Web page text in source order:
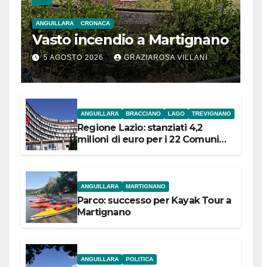
ANGUILLARA CRONACA
Vasto incendio a Martignano
5 AGOSTO 2026 GRAZIAROSA VILLANI
ANGUILLARA BRACCIANO LAGO TREVIGNANO
Regione Lazio: stanziati 4,2
milioni di euro per i 22 Comuni
ANGUILLARA MARTIGNANO
Parco: successo per Kayak Tour a
Martignano
ANGUILLARA POLITICA